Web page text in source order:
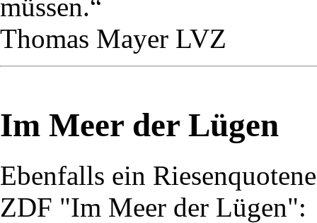
müssen.“
Thomas Mayer LVZ
Im Meer der Lügen
Ebenfalls ein
ZDF "Im Meer der Lügen":